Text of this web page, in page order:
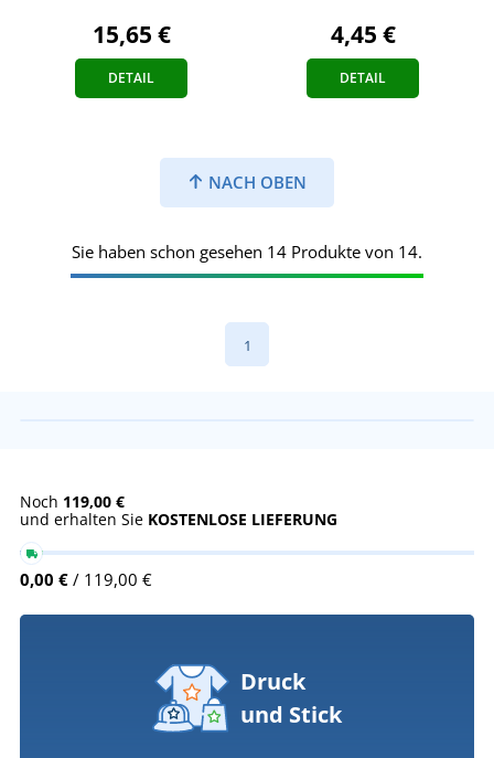
15,65 €
DETAIL
4,45 €
DETAIL
NACH OBEN
Sie haben schon gesehen 14 Produkte von 14.
1
Noch 119,00 €
und erhalten Sie KOSTENLOSE LIEFERUNG
0,00 € / 119,00 €
Druck
und Stick